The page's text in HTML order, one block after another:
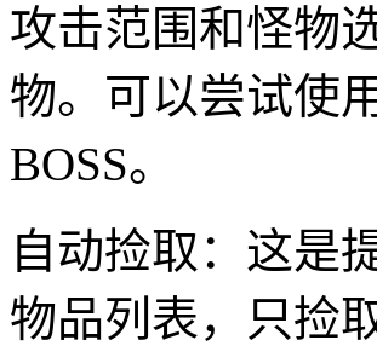
攻击范围和怪物
物。可以尝试使
BOSS。
自动捡取：这是
物品列表，只捡